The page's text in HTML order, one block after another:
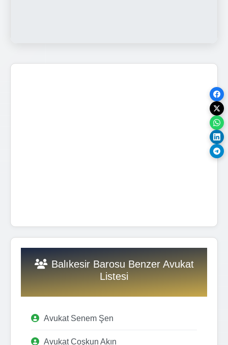
Balıkesir Barosu Benzer Avukat
Listesi
Avukat Senem Şen
Avukat Coşkun Akın